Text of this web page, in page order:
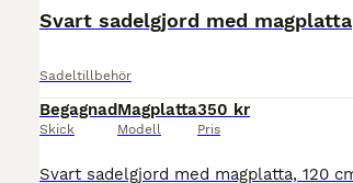
Svart sadelgjord med magplatta
Sadeltillbehör
Begagnad
Skick
Magplatta
Modell
350 kr
Pris